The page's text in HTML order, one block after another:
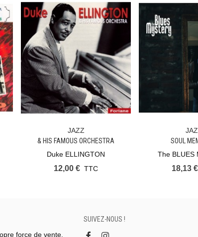
Ajouter Au Panier
JAZZ
& HIS FAMOUS ORCHESTRA
Duke ELLINGTON
12,00 € TTC
Ajouter Au
SOUL
The BLUES
18,13 €
force de vente.
SUIVEZ-NOUS !